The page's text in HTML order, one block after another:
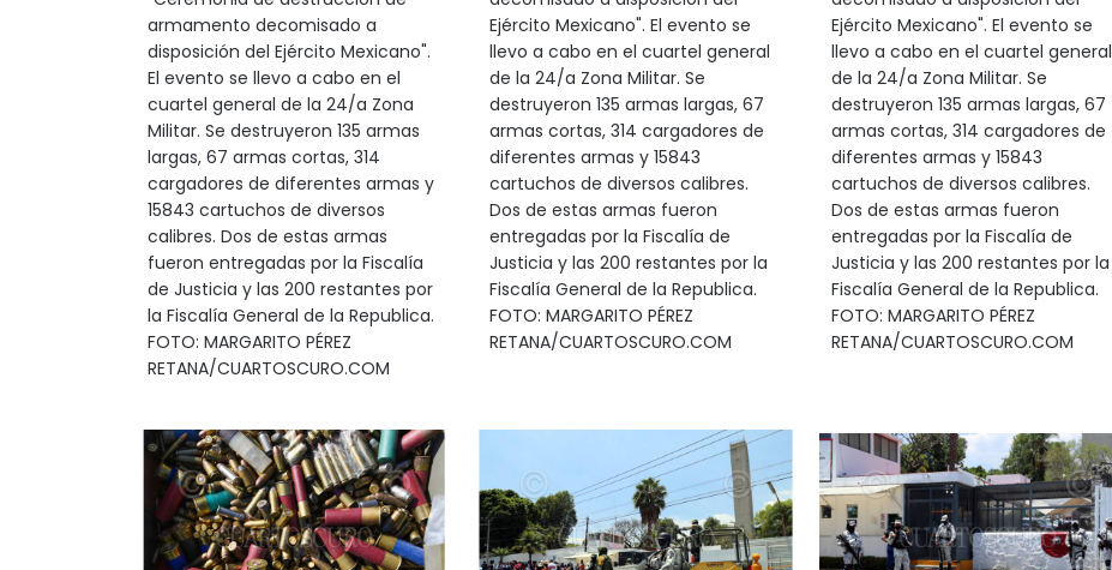
armamento decomisado a
disposición del Ejército Mexicano".
El evento se llevo a cabo en el
cuartel general de la 24/a Zona
Militar. Se destruyeron 135 armas
largas, 67 armas cortas, 314
cargadores de diferentes armas y
15843 cartuchos de diversos
calibres. Dos de estas armas
fueron entregadas por la Fiscalía
de Justicia y las 200 restantes por
la Fiscalía General de la Republica.
FOTO: MARGARITO PÉREZ
RETANA/CUARTOSCURO.COM
Ejército Mexicano". El evento se
llevo a cabo en el cuartel general
de la 24/a Zona Militar. Se
destruyeron 135 armas largas, 67
armas cortas, 314 cargadores de
diferentes armas y 15843
cartuchos de diversos calibres.
Dos de estas armas fueron
entregadas por la Fiscalía de
Justicia y las 200 restantes por la
Fiscalía General de la Republica.
FOTO: MARGARITO PÉREZ
RETANA/CUARTOSCURO.COM
Ejército Mexicano". El evento se
llevo a cabo en el cuartel general
de la 24/a Zona Militar. Se
destruyeron 135 armas largas, 67
armas cortas, 314 cargadores de
diferentes armas y 15843
cartuchos de diversos calibres.
Dos de estas armas fueron
entregadas por la Fiscalía de
Justicia y las 200 restantes por la
Fiscalía General de la Republica.
FOTO: MARGARITO PÉREZ
RETANA/CUARTOSCURO.COM